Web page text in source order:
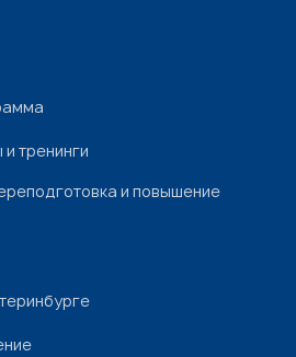
тренинги
и повышение